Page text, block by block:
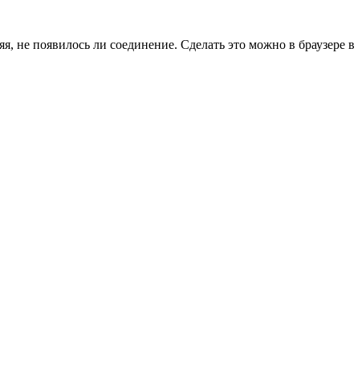
появилось ли соединение. Сделать это можно в браузере в